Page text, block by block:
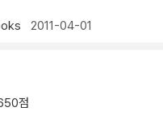
2011-04-01
점